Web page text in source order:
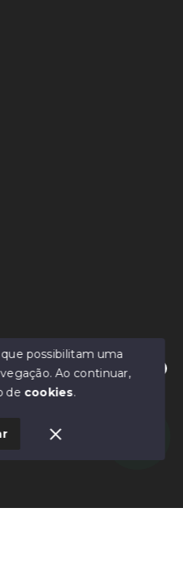
para te ajudar.
- Todos os direitos
que possibilitam uma
Ao continuar,
de cookies.